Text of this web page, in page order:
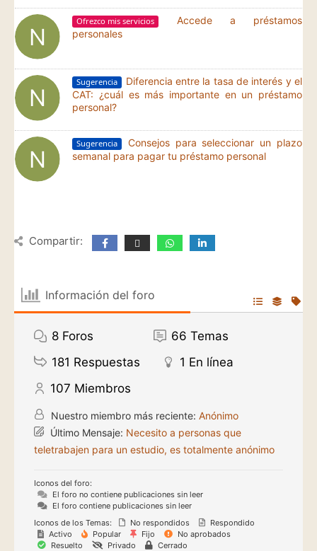
Ofrezco mis servicios
Accede a préstamos
personales
Sugerencia
Diferencia entre la tasa de interés y el
CAT: ¿cuál es más importante en un préstamo
personal?
Sugerencia
Consejos para seleccionar un plazo
semanal para pagar tu préstamo personal
Compartir:
Información del foro
8 Foros 66 Temas
181 Respuestas 1 En línea
107 Miembros
Nuestro miembro más reciente: Anónimo
Último Mensaje: Necesito a personas que
teletrabajen para un estudio, es totalmente anónimo
Iconos del foro:
El foro no contiene publicaciones sin leer
El foro contiene publicaciones sin leer
Iconos de los Temas:
No respondidos
Respondido
Activo
Popular Fijo
No aprobados
Resuelto
Privado Cerrado